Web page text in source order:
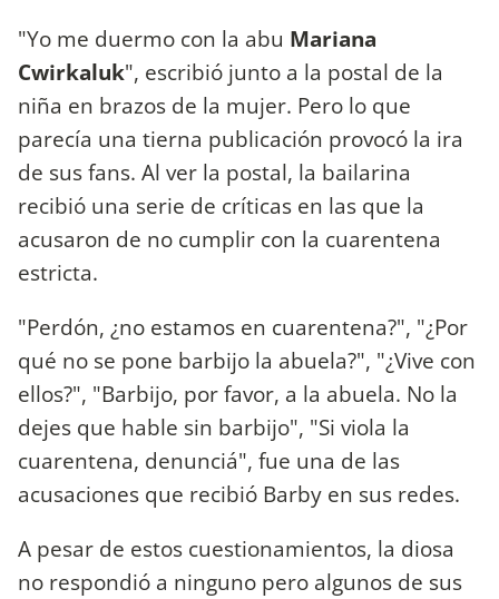
"Yo me duermo con la abu Mariana
Cwirkaluk", escribió junto a la postal de la
niña en brazos de la mujer. Pero lo que
parecía una tierna publicación provocó la ira
de sus fans. Al ver la postal, la bailarina
recibió una serie de críticas en las que la
acusaron de no cumplir con la cuarentena
estricta.
"Perdón, ¿no estamos en cuarentena?", "¿Por
qué no se pone barbijo la abuela?", "¿Vive con
ellos?", "Barbijo, por favor, a la abuela. No la
dejes que hable sin barbijo", "Si viola la
cuarentena, denunciá", fue una de las
acusaciones que recibió Barby en sus redes.
A pesar de estos cuestionamientos, la diosa
no respondió a ninguno pero algunos de sus